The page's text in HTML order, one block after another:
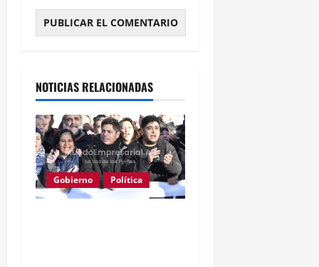
NOTICIAS RELACIONADAS
Gobierno Política